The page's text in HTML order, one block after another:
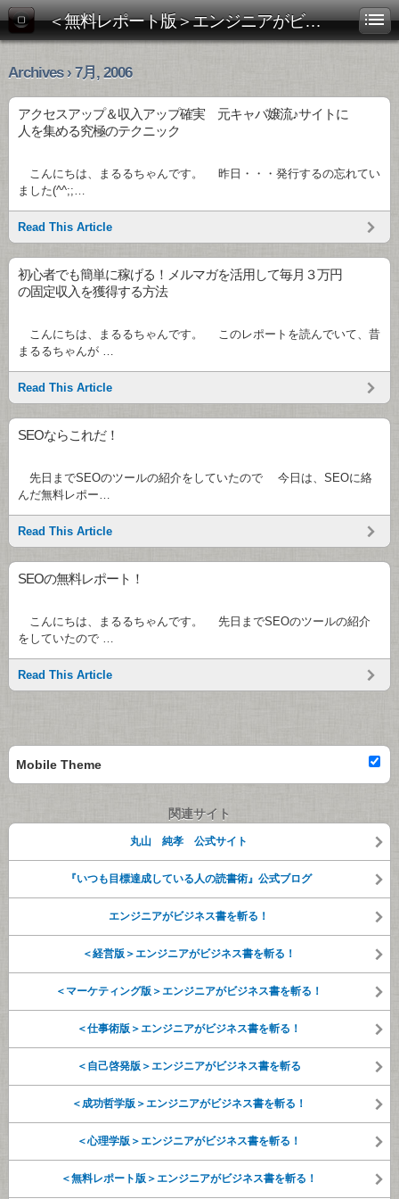
＜無料レポート版＞エンジニアがビジネス書を斬る！
Archives › 7月, 2006
アクセスアップ＆収入アップ確実 元キャバ嬢流♪サイトに
人を集める究極のテクニック
こんにちは、まるるちゃんです。 昨日・・・発行するの忘れてい
ました(^^;;…
Read This Article
初心者でも簡単に稼げる！メルマガを活用して毎月３万円
の固定収入を獲得する方法
こんにちは、まるるちゃんです。 このレポートを読んでいて、昔
まるるちゃんが …
Read This Article
SEOならこれだ！
先日までSEOのツールの紹介をしていたので 今日は、SEOに絡
んだ無料レポー…
Read This Article
SEOの無料レポート！
こんにちは、まるるちゃんです。 先日までSEOのツールの紹介
をしていたので …
Read This Article
Mobile Theme
関連サイト
丸山 純孝 公式サイト
『いつも目標達成している人の読書術』公式ブログ
エンジニアがビジネス書を斬る！
＜経営版＞エンジニアがビジネス書を斬る！
＜マーケティング版＞エンジニアがビジネス書を斬る！
＜仕事術版＞エンジニアがビジネス書を斬る！
＜自己啓発版＞エンジニアがビジネス書を斬る
＜成功哲学版＞エンジニアがビジネス書を斬る！
＜心理学版＞エンジニアがビジネス書を斬る！
＜無料レポート版＞エンジニアがビジネス書を斬る！